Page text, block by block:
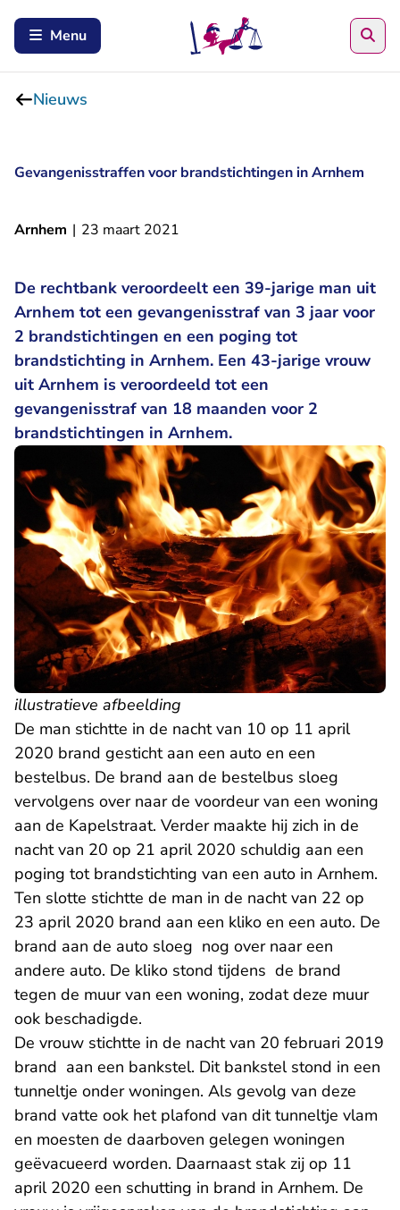
Menu
Nieuws
Gevangenisstraffen voor brandstichtingen in Arnhem
Arnhem | 23 maart 2021
De rechtbank veroordeelt een 39-jarige man uit
Arnhem tot een gevangenisstraf van 3 jaar voor
2 brandstichtingen en een poging tot
brandstichting in Arnhem. Een 43-jarige vrouw
uit Arnhem is veroordeeld tot een
gevangenisstraf van 18 maanden voor 2
brandstichtingen in Arnhem.
illustratieve afbeelding
De man stichtte in de nacht van 10 op 11 april
2020 brand gesticht aan een auto en een
bestelbus. De brand aan de bestelbus sloeg
vervolgens over naar de voordeur van een woning
aan de Kapelstraat. Verder maakte hij zich in de
nacht van 20 op 21 april 2020 schuldig aan een
poging tot brandstichting van een auto in Arnhem.
Ten slotte stichtte de man in de nacht van 22 op
23 april 2020 brand aan een kliko en een auto. De
brand aan de auto sloeg nog over naar een
andere auto. De kliko stond tijdens de brand
tegen de muur van een woning, zodat deze muur
ook beschadigde.
De vrouw stichtte in de nacht van 20 februari 2019
brand aan een bankstel. Dit bankstel stond in een
tunneltje onder woningen. Als gevolg van deze
brand vatte ook het plafond van dit tunneltje vlam
en moesten de daarboven gelegen woningen
geëvacueerd worden. Daarnaast stak zij op 11
april 2020 een schutting in brand in Arnhem. De